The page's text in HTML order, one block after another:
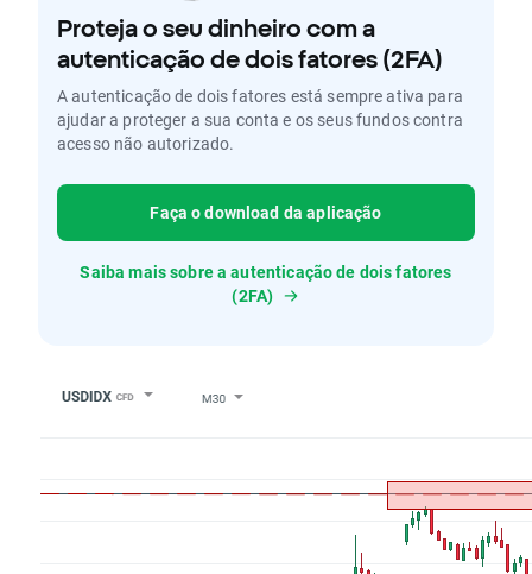
Proteja o seu dinheiro com a
autenticação de dois fatores (2FA)
A autenticação de dois fatores está sempre ativa para
ajudar a proteger a sua conta e os seus fundos contra
acesso não autorizado.
Faça o download da aplicação
Saiba mais sobre a autenticação de dois fatores
(2FA)